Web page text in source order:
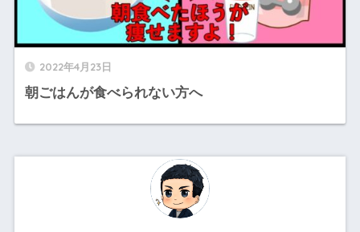
2022年4月23日
朝ごはんが食べられない方へ